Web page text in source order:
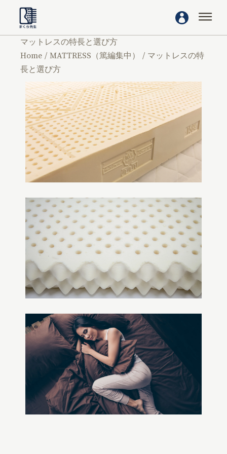
マットレスの特長と選び方
Home
MATTRESS（篤編集中）
マットレスの特
長と選び方
MATTRESS
マットレスの特長と選び
方
MATTRESS
マットレスの特長と選び
方
MATTRESS
マットレスの特長と選び